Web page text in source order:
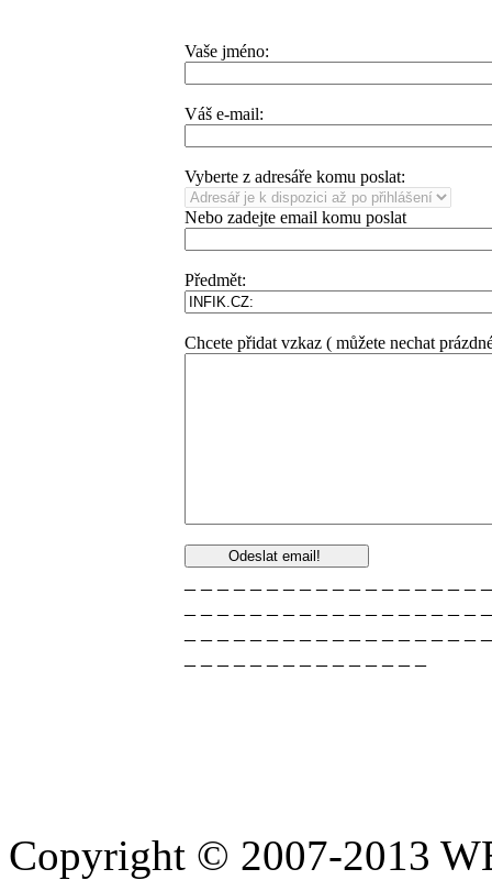
Vaše jméno:
Váš e-mail:
Vyberte z adresáře komu poslat:
Nebo zadejte email komu poslat
Předmět:
Chcete přidat vzkaz ( můžete nechat
Copyright © 2007-2013